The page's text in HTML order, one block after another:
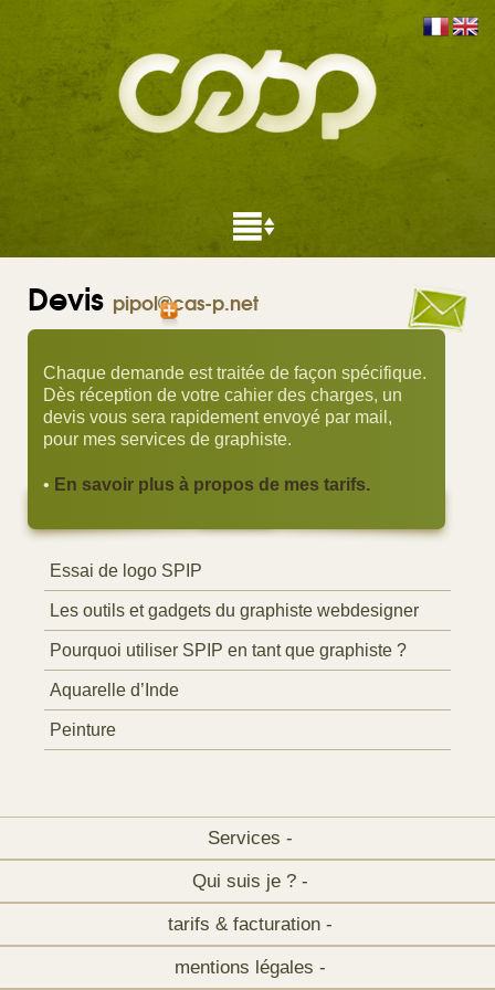
Devis pipol@cas-p.net
Chaque demande est traitée de façon spécifique.
Dès réception de votre cahier des charges, un
devis vous sera rapidement envoyé par mail,
pour mes services de graphiste.
• En savoir plus à propos de mes tarifs.
Essai de logo SPIP
Les outils et gadgets du graphiste webdesigner
Pourquoi utiliser SPIP en tant que graphiste ?
Aquarelle d’Inde
Peinture
Services -
Qui suis je ? -
tarifs & facturation -
mentions légales -